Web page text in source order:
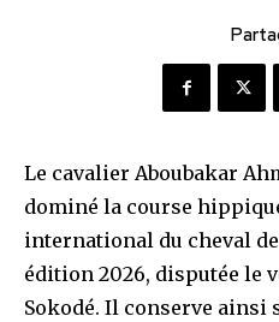
Le cavalier Aboubakar
dominé la course
international du cheval de
édition 2026, disputée le
Sokodé. Il conserve ainsi